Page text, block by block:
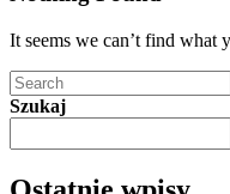
It seems we can’t find what
Szukaj